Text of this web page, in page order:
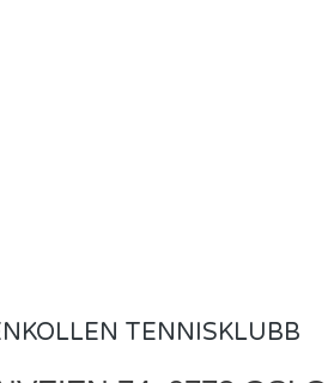
TENNISKLUBB